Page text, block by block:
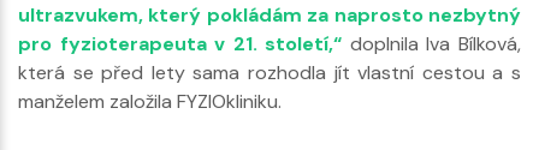
ultrazvukem, který pokládám za naprosto nezbytný
pro fyzioterapeuta v 21. století,“ doplnila Iva Bílková,
která se před lety sama rozhodla jít vlastní cestou a s
manželem založila FYZIOkliniku.